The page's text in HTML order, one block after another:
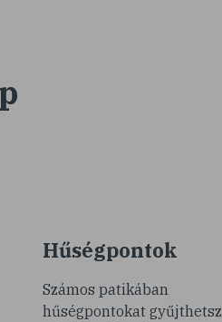
Hűségpontok
Számos patikában
hűségpontokat gyűjthetsz